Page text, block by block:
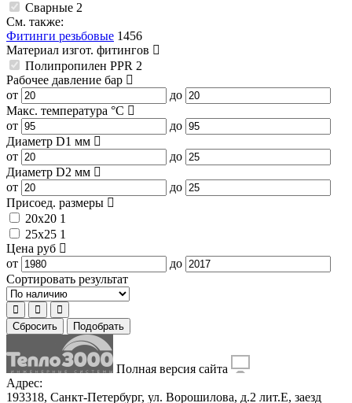
Сварные 2
См. также:
Фитинги резьбовые 1456
Материал изгот. фитингов
Полипропилен PPR 2
Рабочее давление бар
от
до
Макс. температура °C
от
до
Диаметр D1 мм
от
до
Диаметр D2 мм
от
до
Присоед. размеры
20x20 1
25x25 1
Цена руб
от
до
Сортировать результат
Сбросить Подобрать
Полная версия сайта
Адрес:
193318, Санкт-Петербург, ул. Ворошилова, д.2 лит.Е, заезд